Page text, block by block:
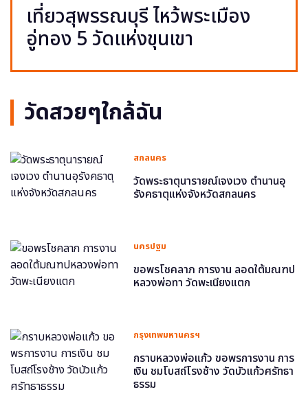
เที่ยวสุพรรณบุรี ไหว้พระเมือง
อู่ทอง 5 วัดแห่งขุนเขา
วัดสวยๆใกล้ฉัน
สกลนคร
วัดพระธาตุนารายณ์เจงเวง ตำนานอุ
รังคธาตุแห่งจังหวัดสกลนคร
นครปฐม
ขอพรโชคลาภ การงาน ลอดใต้มณฑป
หลวงพ่อทา วัดพะเนียงแตก
กรุงเทพมหานครฯ
กราบหลวงพ่อแก้ว ขอพรการงาน การ
เงิน ชมโบสถ์โรงช้าง วัดบัวแก้วศรัทธา
ธรรม